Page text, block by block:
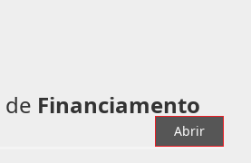
Financiamento
Abrir